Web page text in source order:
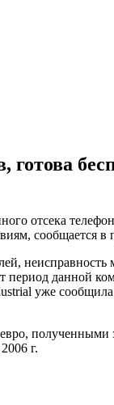
отсека
сообщается в
неисправность
период данной
уже
г.